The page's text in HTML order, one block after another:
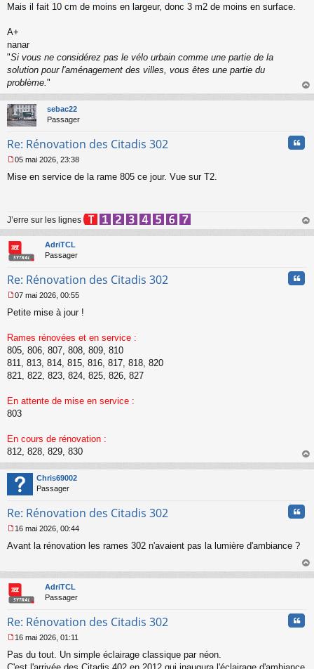
Mais il fait 10 cm de moins en largeur, donc 3 m2 de moins en surface.
A+
nanar
"Si vous ne considérez pas le vélo urbain comme une partie de la
solution pour l'aménagement des villes, vous êtes une partie du
problème. "
au
sebac22
Passager
Re: Rénovation des Citadis 302
e
g
e
n
o
n
u
05 mai 2026, 23:38
Mise en service de la rame 805 ce jour. Vue sur T2.
J’erre sur les lignes
au
AdriTCL
Passager
Re: Rénovation des Citadis 302
e
s
a
g
e
n
n
l
u
07 mai 2026, 00:55
Petite mise à jour !
Rames rénovées et en service :
805, 806, 807, 808, 809, 810
811, 813, 814, 815, 816, 817, 818, 820
821, 822, 823, 824, 825, 826, 827
En attente de mise en service :
803
En cours de rénovation :
812, 828, 829, 830
au
Chris69002
Passager
Re: Rénovation des Citadis 302
e
a
g
e
o
l
u
16 mai 2026, 00:44
Avant la rénovation les rames 302 n'avaient pas la lumière d'ambiance ?
au
AdriTCL
Passager
Re: Rénovation des Citadis 302
e
s
16 mai 2026, 01:11
Pas du tout. Un simple éclairage classique par néon.